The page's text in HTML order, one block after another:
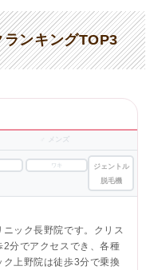
ランキングTOP3
♂ メンズ
ワキ
ジェントル
脱毛機
ック長野院です。クリス
分でアクセスでき、各種
上野院は徒歩3分で乗換